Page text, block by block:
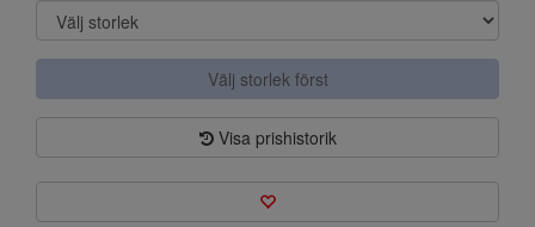
Välj storlek först
Visa prishistorik